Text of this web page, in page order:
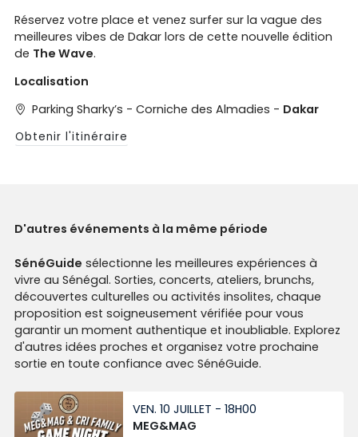
Réservez votre place et venez surfer sur la vague des
meilleures vibes de Dakar lors de cette nouvelle édition
de The Wave.
Localisation
Parking Sharky’s - Corniche des Almadies - Dakar
Obtenir l'itinéraire
D'autres événements à la même période
SénéGuide sélectionne les meilleures expériences à
vivre au Sénégal. Sorties, concerts, ateliers, brunchs,
découvertes culturelles ou activités insolites, chaque
proposition est soigneusement vérifiée pour vous
garantir un moment authentique et inoubliable. Explorez
d'autres idées proches et organisez votre prochaine
sortie en toute confiance avec SénéGuide.
VEN. 10 JUILLET - 18H00
MEG&MAG